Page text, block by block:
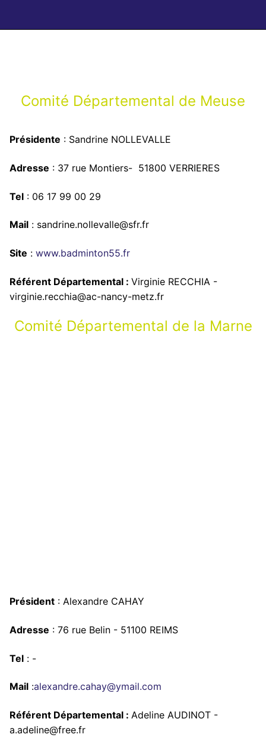
Comité Départemental de Meuse
Présidente : Sandrine NOLLEVALLE
Adresse : 37 rue Montiers- 51800 VERRIERES
Tel : 06 17 99 00 29
Mail : sandrine.nollevalle@sfr.fr
Site : www.badminton55.fr
Référent Départemental : Virginie RECCHIA -
virginie.recchia@ac-nancy-metz.fr
Comité Départemental de la Marne
Président : Alexandre CAHAY
Adresse : 76 rue Belin - 51100 REIMS
Tel : -
Mail :alexandre.cahay@ymail.com
Référent Départemental : Adeline AUDINOT -
a.adeline@free.fr